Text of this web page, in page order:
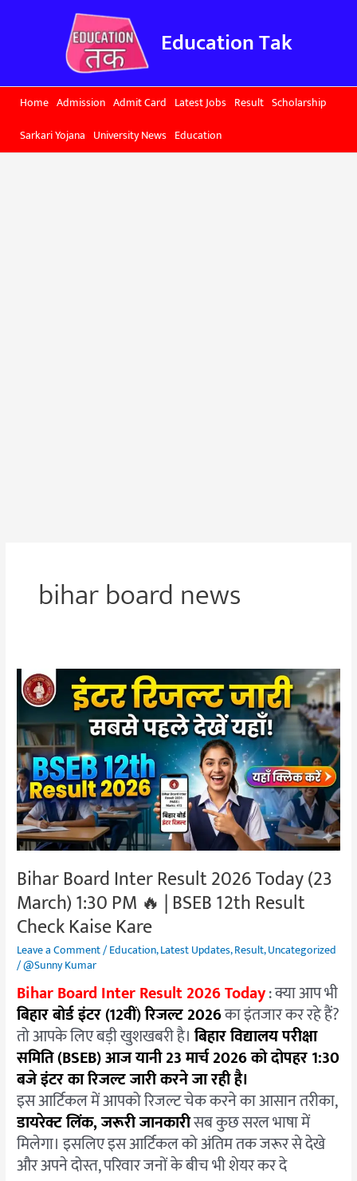
Education Tak
Home Admission Admit Card Latest Jobs Result Scholarship
Sarkari Yojana University News Education
bihar board news
Bihar Board Inter Result 2026 Today (23
March) 1:30 PM 🔥 | BSEB 12th Result
Check Kaise Kare
Leave a Comment/Education,Latest Updates,Result,Uncategorized
/@Sunny Kumar
Bihar Board Inter Result 2026 Today: क्या आप भी
बिहार बोर्ड इंटर (12वीं) रिजल्ट 2026का इंतजार कर रहे हैं?
तो आपके लिए बड़ी खुशखबरी है।बिहार विद्यालय परीक्षा
समिति (BSEB) आज यानी 23 मार्च 2026 को दोपहर 1:30
बजे इंटर का रिजल्ट जारी करने जा रही है।
इस आर्टिकल में आपको रिजल्ट चेक करने का आसान तरीका,
डायरेक्ट लिंक, जरूरी जानकारीसब कुछ सरल भाषा में
मिलेगा। इसलिए इस आर्टिकल को अंतिम तक जरूर से देखे
और अपने दोस्त, परिवार जनों के बीच भी शेयर कर दे
Bihar
Board
Inter
Result
2026
Today
(23
March)
1:30
🔥
|
BSEB
12th
Result
Check
Kaise
Kare